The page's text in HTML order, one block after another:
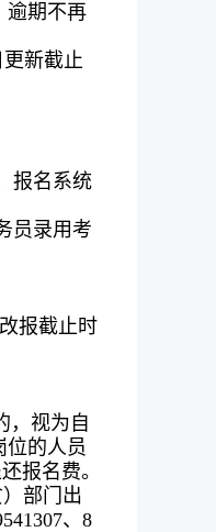
逾期不再
新截止
报名系统
员录用考
报截止时
，视为自
位的人员
报名费。
部门出
、8